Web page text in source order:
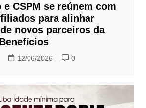
e CSPM se reúnem com
para alinhar
novos parceiros da
12/06/2026 0